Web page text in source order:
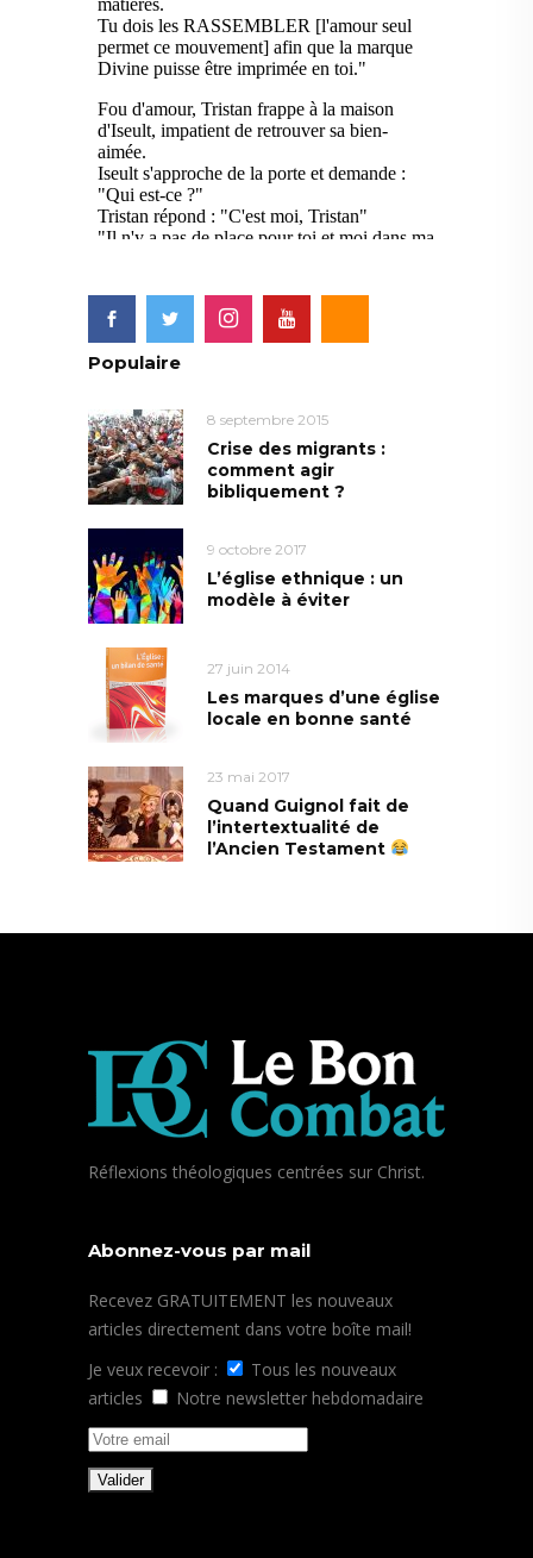
Populaire
8 septembre 2015
Crise des migrants :
comment agir
bibliquement ?
9 octobre 2017
L’église ethnique : un
modèle à éviter
27 juin 2014
Les marques d’une église
locale en bonne santé
23 mai 2017
Quand Guignol fait de
l’intertextualité de
l’Ancien Testament
Réflexions théologiques centrées sur Christ.
Abonnez-vous par mail
Recevez GRATUITEMENT les nouveaux
articles directement dans votre boîte mail!
Je veux recevoir :
Tous les nouveaux
articles
Notre newsletter hebdomadaire